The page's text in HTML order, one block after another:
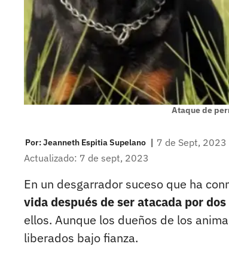
Ataque de
Por:Jeanneth Espitia Supelano | 7 de Sept, 2023
Actualizado: 7 de sept, 2023
En un desgarrador suceso que ha
vida después de ser atacada por
ellos. Aunque los dueños de los
liberados bajo fianza.